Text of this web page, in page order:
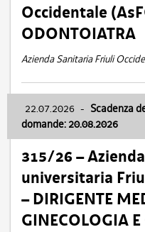
Occidentale
ODONTOIATRA
Azienda Sanitaria Friuli
22.07.2026 - Scadenza
domande: 20.08.2026
315/26 –
universitaria
– DIRIGENTE
GINECOLOGIA